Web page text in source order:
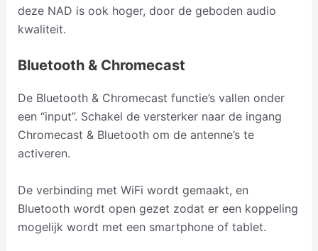
deze NAD is ook hoger, door de geboden audio
kwaliteit.
Bluetooth & Chromecast
De Bluetooth & Chromecast functie’s vallen onder
een “input”. Schakel de versterker naar de ingang
Chromecast & Bluetooth om de antenne’s te
activeren.
De verbinding met WiFi wordt gemaakt, en
Bluetooth wordt open gezet zodat er een koppeling
mogelijk wordt met een smartphone of tablet.